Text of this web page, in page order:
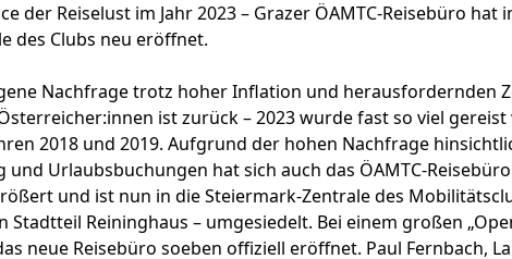
der Reiselust im Jahr 2023 – Grazer ÖAMTC-Reisebüro hat
des Clubs neu eröffnet.
Nachfrage trotz hoher Inflation und herausfordernden
ist zurück – 2023 wurde fast so viel
2018 und 2019. Aufgrund der hohen Nachfrage
und Urlaubsbuchungen hat sich auch das ÖAMTC-
und ist nun in die Steiermark-Zentrale des
Stadtteil Reininghaus – umgesiedelt. Bei einem großen
neue Reisebüro soeben offiziell eröffnet. Paul Fernbach,